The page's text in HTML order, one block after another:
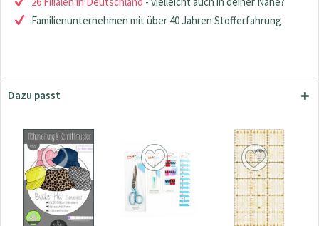
Familienunternehmen mit über 40 Jahren Stofferfahrung
Dazu passt